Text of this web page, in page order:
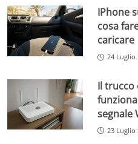
IPhone
cosa
caricare
24 Luglio
Il trucco
segnale
23 Luglio